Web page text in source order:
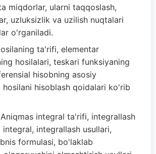
miqdorlar, ularni taqqoslash,
uzluksizlik va uzilish nuqtalari
o'rganiladi.
ta'rifi, elementar
hosilalari, teskari funksiyaning
hisobning asosiy
hosilani hisoblash qoidalari ko'rib
Aniqmas integral ta'rifi, integrallash
integral, integrallash usullari,
formulasi, bo'laklab